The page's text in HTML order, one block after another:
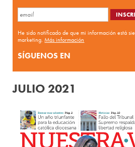
He sido notificado de que mi información está
marketing.Más información
SÍGUENOS EN
JULIO 2021